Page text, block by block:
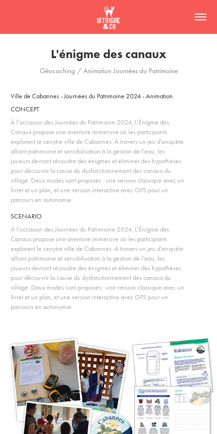
L'énigme des canaux
Géocaching / Animation Journées du Patrimoine
Ville de Cabannes - Journées du Patrimoine 2024 - Animation
CONCEPT
À l’occasion des Journées du Patrimoine 2024, L’Énigme des
Canaux propose une aventure immersive où les participants
explorent le cenytre ville de Cabannes. À travers un jeu d’enquête
alliant patrimoine et sensibilisation à la gestion de l’eau, les
joueurs devront résoudre des énigmes et éliminer des hypothèses
pour découvrir la cause du dysfonctionnement des canaux du
village. Deux modes sont proposés : une version classique avec un
livret et un plan, et une version interactive avec GPS pour un
parcours en autonomie.
SCENARIO
À l’occasion des Journées du Patrimoine 2024, L’Énigme des
Canaux propose une aventure immersive où les participants
explorent le cenytre ville de Cabannes. À travers un jeu d’enquête
alliant patrimoine et sensibilisation à la gestion de l’eau, les
joueurs devront résoudre des énigmes et éliminer des hypothèses
pour découvrir la cause du dysfonctionnement des canaux du
village. Deux modes sont proposés : une version classique avec un
livret et un plan, et une version interactive avec GPS pour un
parcours en autonomie.